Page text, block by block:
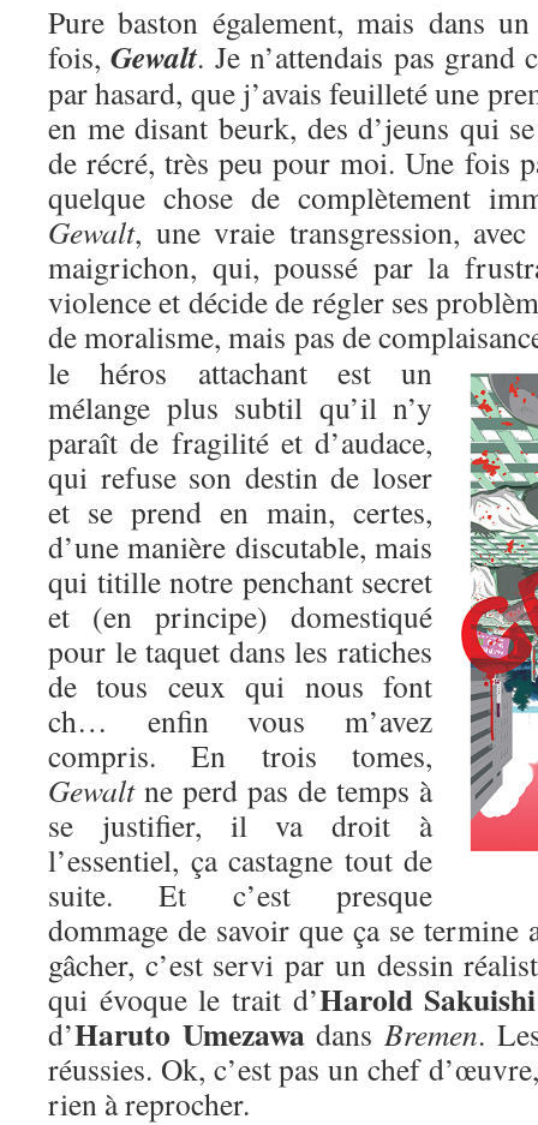
Pure baston également, mais dans
fois,Gewalt. Je n’attendais pas grand
par hasard, que j’avais feuilleté une
en me disant beurk, des d’jeuns qui
de récré, très peu pour moi. Une fois
quelque chose de complètement
Gewalt, une vraie transgression,
maigrichon, qui, poussé par la
violence et décide de régler ses
de moralisme, mais pas de
le héros attachant est un
mélange plus subtil qu’il n’y
paraît de fragilité et d’audace,
qui refuse son destin de loser
et se prend en main, certes,
d’une manière discutable, mais
qui titille notre penchant secret
et (en principe) domestiqué
pour le taquet dans les ratiches
de tous ceux qui nous font
ch… enfin vous m’avez
compris. En trois tomes,
Gewaltne perd pas de temps à
se justifier, il va droit à
l’essentiel, ça castagne tout de
suite. Et c’est presque
dommage de savoir que ça se
gâcher, c’est servi par un dessin
qui évoque le trait d’Harold Sakuishi
d’Haruto UmezawadansBremen.
réussies. Ok, c’est pas un chef
rien à reprocher.